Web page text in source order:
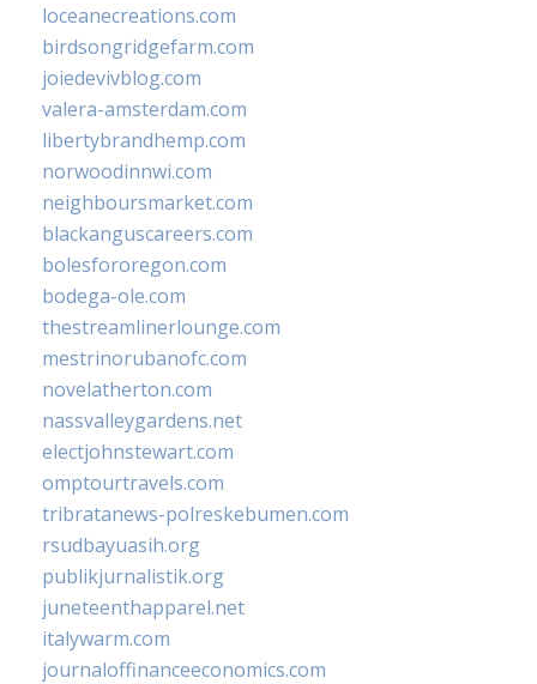
loceanecreations.com
birdsongridgefarm.com
joiedevivblog.com
valera-amsterdam.com
libertybrandhemp.com
norwoodinnwi.com
neighboursmarket.com
blackanguscareers.com
bolesfororegon.com
bodega-ole.com
thestreamlinerlounge.com
mestrinorubanofc.com
novelatherton.com
nassvalleygardens.net
electjohnstewart.com
omptourtravels.com
tribratanews-polreskebumen.com
rsudbayuasih.org
publikjurnalistik.org
juneteenthapparel.net
italywarm.com
journaloffinanceeconomics.com